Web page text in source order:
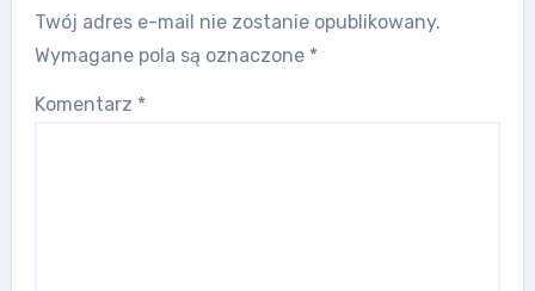
Twój adres e-mail nie zostanie opublikowany.
Wymagane pola są oznaczone *
Komentarz *